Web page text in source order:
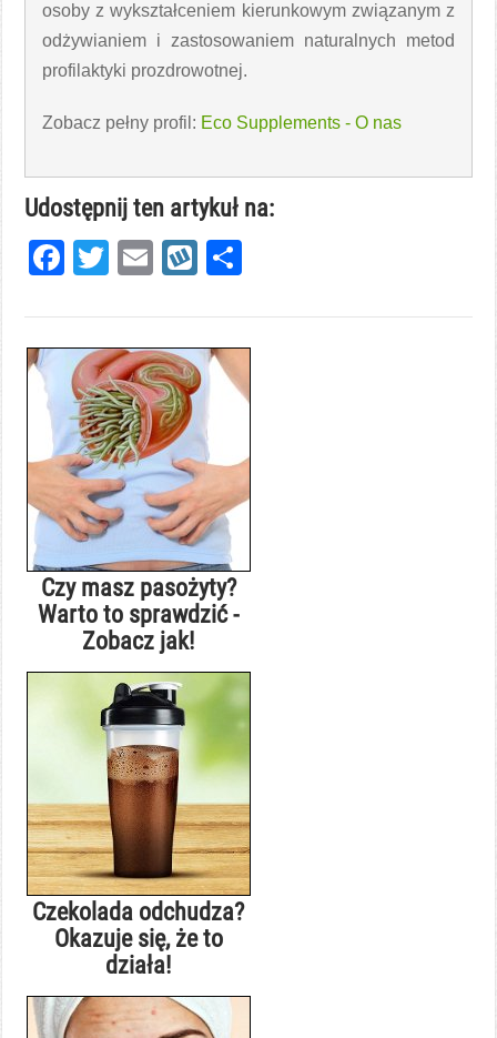
osoby z wykształceniem kierunkowym związanym z
odżywianiem i zastosowaniem naturalnych metod
profilaktyki prozdrowotnej.
Zobacz pełny profil: Eco Supplements - O nas
Udostępnij ten artykuł na:
Facebook
Twitter
EmailWykop
Czy masz pasożyty?
Warto to sprawdzić -
Zobacz jak!
Czekolada odchudza?
Okazuje się, że to
działa!